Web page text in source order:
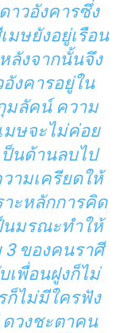
าวอังคารซึ่ง
มษยังอยู่เรือน
ลังจากนั้นจึง
งคารอยู่ใน
มลัคน์ ความ
มษจะไม่ค่อย
ป็นด้านลบไป
ามเครียดให้
าะหลักการคิด
นมรณะทำให้
3 ของคนราศี
เพื่อนฝูงก็ไม่
ก็ไม่มีใครฟัง
วงชะตาคน